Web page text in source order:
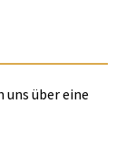
über eine